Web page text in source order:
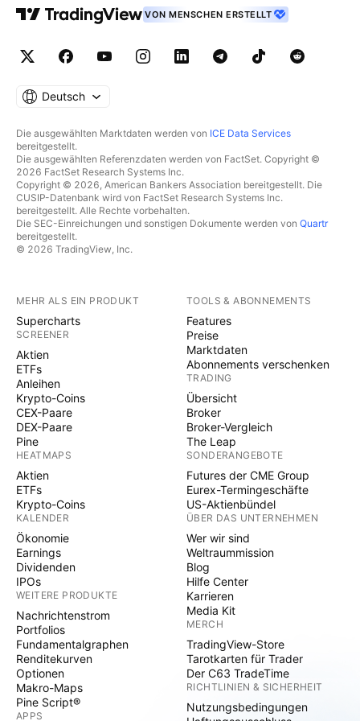
Stunden Chart ist der Markt mit einer Short Sequenz
wie zu erwarten reagiert und hat eine
Gesamtkorrekturlevel (in blau). Dieses
Bereich zu kaufen. 1h: Aktuell gibt es für mich keinen
Interessanten Bereich den der Markt mir kurzfristig
bietet. Was ich sehen will, ist eine kurzfristige
Korrektur in das FIB Golden Ratio (Kaufbereich) um
den Markt erneut günstiger zu kaufen. Ansonsten
heißt es Anteile halten und genießen. :) Wie sagte es
Warren Buffet so schön: "Das Geld im Finanzmarkt
VON MENSCHEN ERSTELLT
Deutsch
Die ausgewählten Marktdaten werden von ICE Data Services
bereitgestellt.
Die ausgewählten Referenzdaten werden von FactSet. Copyright ©
2026 FactSet Research Systems Inc.
Copyright © 2026, American Bankers Association bereitgestellt. Die
CUSIP-Datenbank wird von FactSet Research Systems Inc.
bereitgestellt. Alle Rechte vorbehalten.
Die SEC-Einreichungen und sonstigen Dokumente werden von Quartr
bereitgestellt.
© 2026 TradingView, Inc.
MEHR ALS EIN PRODUKT
Supercharts
SCREENER
Aktien
ETFs
Anleihen
Krypto-Coins
CEX-Paare
DEX-Paare
Pine
HEATMAPS
Aktien
ETFs
Krypto-Coins
KALENDER
Ökonomie
Earnings
Dividenden
IPOs
WEITERE PRODUKTE
Nachrichtenstrom
Portfolios
Fundamentalgraphen
Renditekurven
Optionen
Makro-Maps
Pine Script®
APPS
TOOLS & ABONNEMENTS
Features
Preise
Marktdaten
Abonnements verschenken
TRADING
Übersicht
Broker
Broker-Vergleich
The Leap
SONDERANGEBOTE
Futures der CME Group
Eurex-Termingeschäfte
US-Aktienbündel
ÜBER DAS UNTERNEHMEN
Wer wir sind
Weltraummission
Blog
Hilfe Center
Karrieren
Media Kit
MERCH
TradingView-Store
Tarotkarten für Trader
Der C63 TradeTime
RICHTLINIEN & SICHERHEIT
Nutzungsbedingungen